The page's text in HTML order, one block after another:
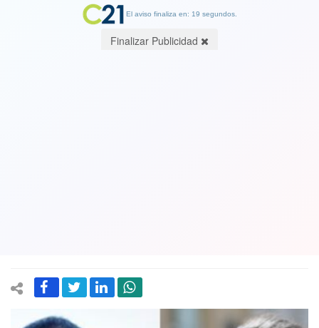
El aviso finaliza en: 19 segundos.
Finalizar Publicidad